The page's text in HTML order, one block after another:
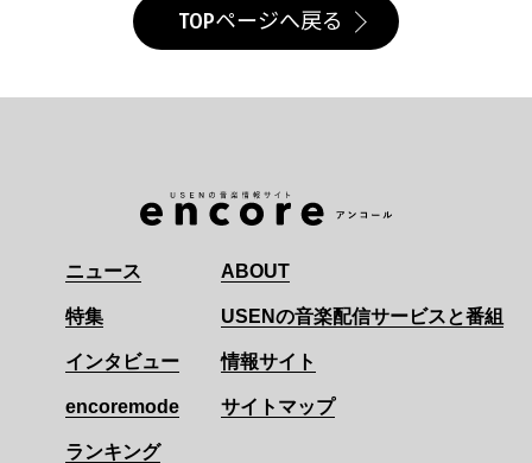
TOPページへ戻る
ニュース
特集
インタビュー
encoremode
ランキング
ABOUT
USENの音楽配信サービスと番組
情報サイト
サイトマップ